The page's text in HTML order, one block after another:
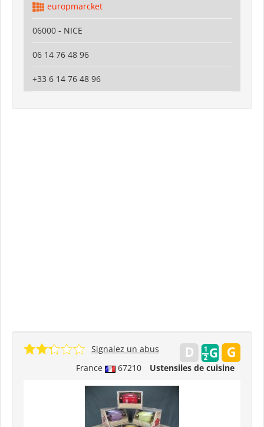
europmarcket
06000 - NICE
06 14 76 48 96
+33 6 14 76 48 96
France 67210 Ustensiles de cuisine
Signalez un abus